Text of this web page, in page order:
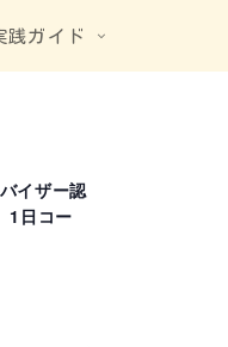
践ガイド
イザー認
1日コー